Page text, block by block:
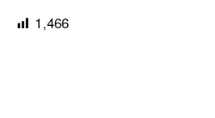
1,466